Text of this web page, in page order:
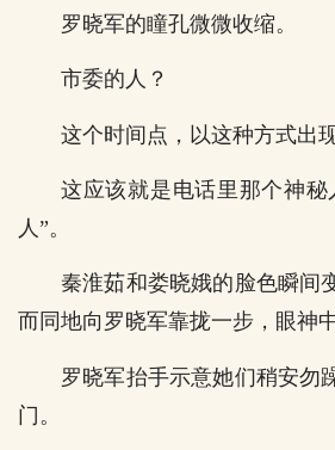
罗晓军的瞳孔微微收缩。
市委的人？
这个时间点，以这种方式出
这应该就是电话里那个神秘
人”。
秦淮茹和娄晓娥的脸色瞬间
而同地向罗晓军靠拢一步，眼神
罗晓军抬手示意她们稍安勿
门。